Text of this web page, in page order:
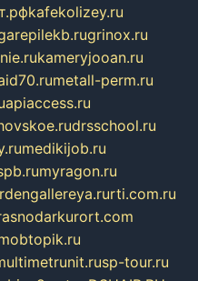
kafekolizey.ru
grinox.ru
kameryjooan.ru
metall-perm.ru
apiaccess.ru
drsschool.ru
medikijob.ru
myragon.ru
rti.com.ru
sp-tour.ru